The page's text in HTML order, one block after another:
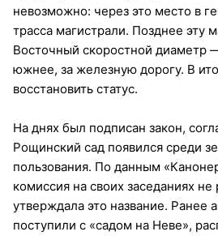
невозможно: через это место в
трасса магистрали. Позднее эту
Восточный скоростной диаметр
южнее, за железную дорогу. В
восстановить статус.
На днях был подписан закон,
Рощинский сад появился среди
пользования. По данным
комиссия на своих заседаниях не
утверждала это название. Ранее
поступили с «садом на Неве»,